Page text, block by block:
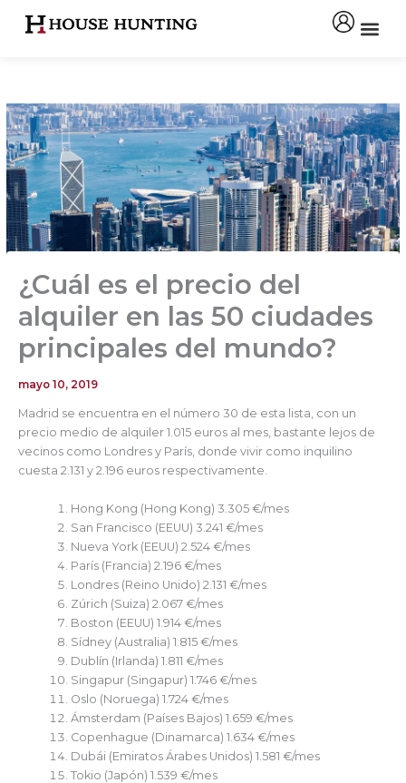
¿Cuál es el precio del
alquiler en las 50 ciudades
principales del mundo?
mayo 10, 2019
Madrid se encuentra en el número 30 de esta lista, con un
precio medio de alquiler 1.015 euros al mes, bastante lejos de
vecinos como Londres y París, donde vivir como inquilino
cuesta 2.131 y 2.196 euros respectivamente.
Hong Kong (Hong Kong) 3.305 €/mes
San Francisco (EEUU) 3.241 €/mes
Nueva York (EEUU) 2.524 €/mes
París (Francia) 2.196 €/mes
Londres (Reino Unido) 2.131 €/mes
Zúrich (Suiza) 2.067 €/mes
Boston (EEUU) 1.914 €/mes
Sídney (Australia) 1.815 €/mes
Dublín (Irlanda) 1.811 €/mes
Singapur (Singapur) 1.746 €/mes
Oslo (Noruega) 1.724 €/mes
Ámsterdam (Países Bajos) 1.659 €/mes
Copenhague (Dinamarca) 1.634 €/mes
Dubái (Emiratos Árabes Unidos) 1.581 €/mes
Tokio (Japón) 1.539 €/mes